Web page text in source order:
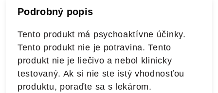
Podrobný popis
Tento produkt má psychoaktívne účinky.
Tento produkt nie je potravina. Tento
produkt nie je liečivo a nebol klinicky
testovaný. Ak si nie ste istý vhodnosťou
produktu, poraďte sa s lekárom.